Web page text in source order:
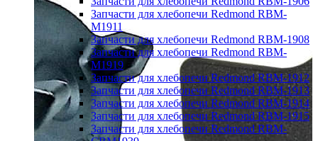
Запчасти для хлебопечи Redmond RBM-
M1911
Запчасти для хлебопечи Redmond RBM-1908
Запчасти для хлебопечи Redmond RBM-
M1919
Запчасти для хлебопечи Redmond RBM-1912
Запчасти для хлебопечи Redmond RBM-1913
Запчасти для хлебопечи Redmond RBM-1914
Запчасти для хлебопечи Redmond RBM-1915
Запчасти для хлебопечи Redmond RBM-